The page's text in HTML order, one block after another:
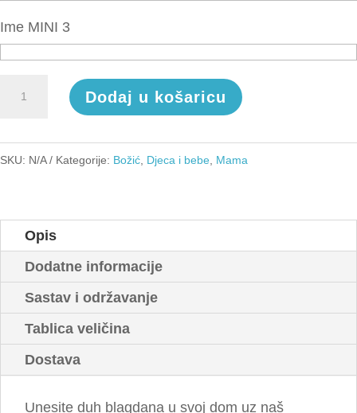
Ime MINI 3
set
Dodaj u košaricu
SKU: N/A Kategorije: Božić Djeca i bebe Mama
Opis
Dodatne informacije
Sastav i održavanje
Tablica veličina
Dostava
Unesite duh blagdana u svoj dom uz naš